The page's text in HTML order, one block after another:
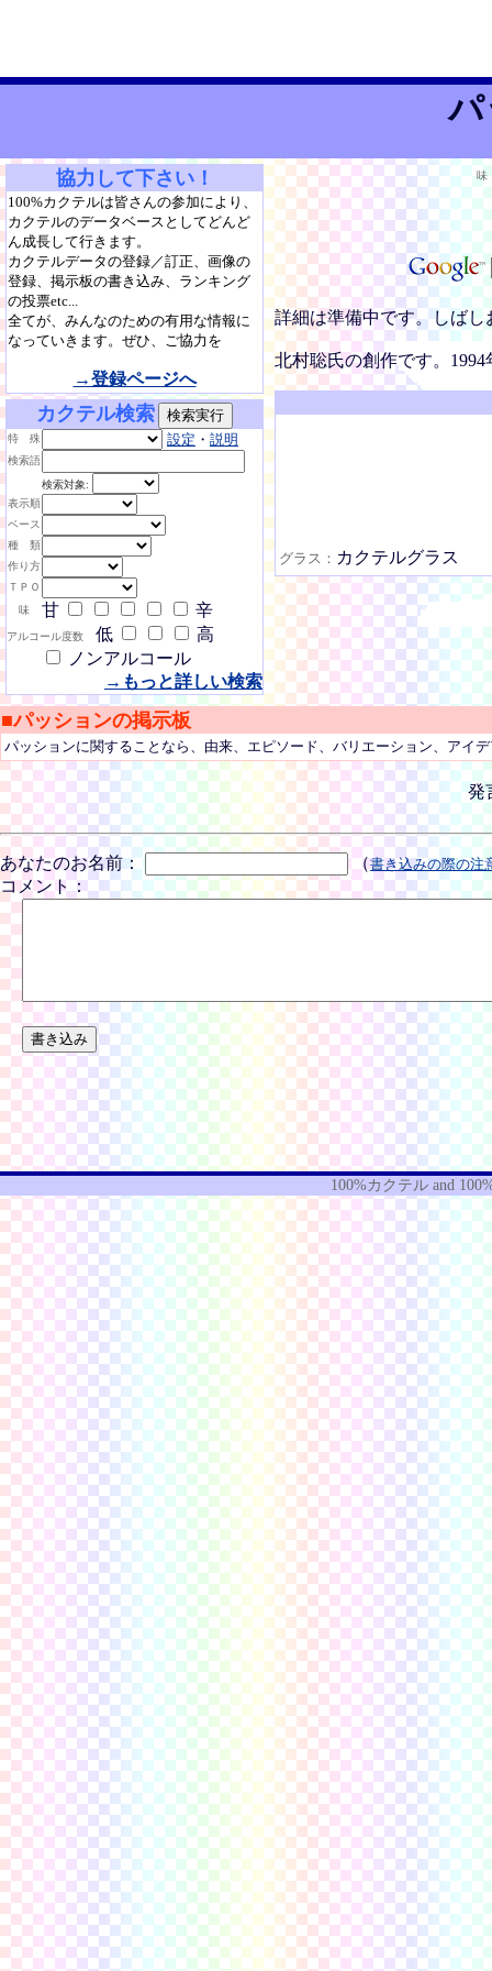
パ
協力して下さい！
100%カクテルは皆さんの参加により、
カクテルのデータベースとしてどんど
ん成長して行きます。
カクテルデータの登録／訂正、画像の
登録、掲示板の書き込み、ランキング
の投票etc...
全てが、みんなのための有用な情報に
なっていきます。ぜひ、ご協力を
→登録ページへ
カクテル検索
特 殊 設定 ・ 説明
検索語
検索対象:
表示順
ベース
種 類
作り方
ＴＰＯ
味
甘 辛
アルコール度数 低
高
ノンアルコール
→もっと詳しい検索
味
詳細は準備中です。しばし
北村聡氏の創作です。
グラス： カクテルグラス
■パッションの掲示板
パッションに関することなら、由来、エピソード、バリエーション、アイ
発
あなたのお名前： （書き込みの際の注
コメント：
100%カクテルand